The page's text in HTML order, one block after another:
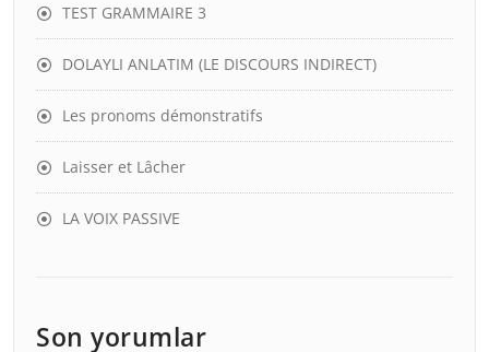
TEST GRAMMAIRE 3
DOLAYLI ANLATIM (LE DISCOURS INDIRECT)
Les pronoms démonstratifs
Laisser et Lâcher
LA VOIX PASSIVE
Son yorumlar